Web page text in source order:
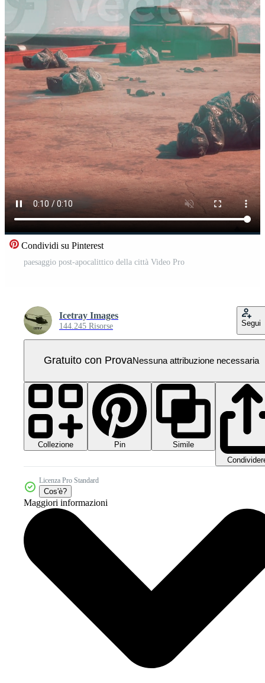
Condividi su Pinterest
paesaggio post-apocalittico della città Video Pro
Icetray Images
144.245 Risorse Segui
Gratuito con ProvaNessuna attribuzione necessaria
Collezione Pin
Simile
Licenza Pro Standard
Cos'è?
Maggiori informazioni